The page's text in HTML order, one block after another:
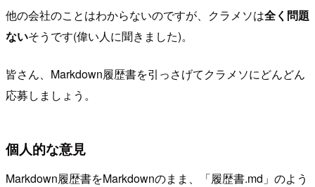
他の会社のことはわからないのですが、クラメソは全く問題
ないそうです(偉い人に聞きました)。
皆さん、Markdown履歴書を引っさげてクラメソにどんどん
応募しましょう。
個人的な意見
Markdown履歴書をMarkdownのまま、「履歴書.md」のよう